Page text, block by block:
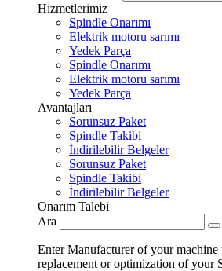
Hizmetlerimiz
Spindle Onarımı
Elektrik motoru sarımı
Yedek Parça
Spindle Onarımı
Elektrik motoru sarımı
Yedek Parça
Avantajları
Sorunsuz Paket
Spindle Takibi
İndirilebilir Belgeler
Sorunsuz Paket
Spindle Takibi
İndirilebilir Belgeler
Onarım Talebi
Ara
Enter Manufacturer of your machine
replacement or optimization of your